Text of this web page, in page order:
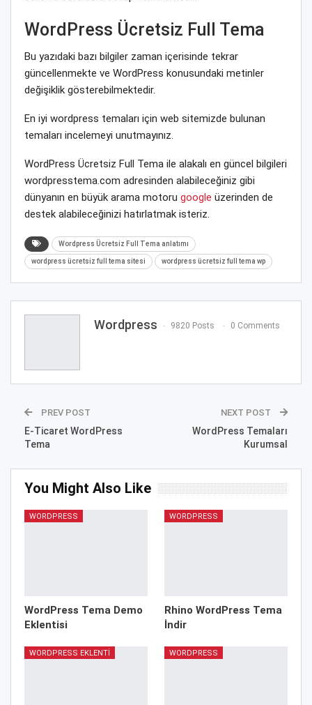
WordPress Ücretsiz Full Tema
Bu yazıdaki bazı bilgiler zaman içerisinde tekrar
güncellenmekte ve WordPress konusundaki metinler
değişiklik gösterebilmektedir.
En iyi wordpress temaları için web sitemizde bulunan
temaları incelemeyi unutmayınız.
WordPress Ücretsiz Full Tema ile alakalı en güncel bilgileri
wordpresstema.com adresinden alabileceğiniz gibi
dünyanın en büyük arama motoru google üzerinden de
destek alabileceğinizi hatırlatmak isteriz.
Wordpress Ücretsiz Full Tema anlatımı
wordpress ücretsiz full tema sitesi wordpress ücretsiz full tema wp
Wordpress 9820 Posts 0 Comments
PREV POST
E-Ticaret WordPress
Tema
NEXT POST
WordPress Temaları
Kurumsal
You Might Also Like
WORDPRESS
WordPress Tema Demo
Eklentisi
WORDPRESS
Rhino WordPress Tema
İndir
WORDPRESS EKLENTI WORDPRESS